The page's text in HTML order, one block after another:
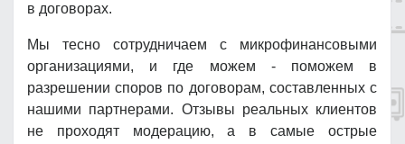
в договорах.
Мы тесно сотрудничаем с микрофинансовыми
организациями, и где можем - поможем в
разрешении споров по договорам, составленных с
нашими партнерами. Отзывы реальных клиентов
не проходят модерацию, а в самые острые